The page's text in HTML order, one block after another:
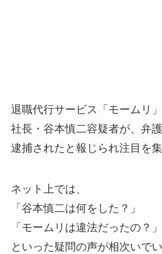
退職代行サービス「モームリ
社長・谷本慎二容疑者が、弁
逮捕されたと報じられ注目を集
ネット上では、
「谷本慎二は何をした？」
「モームリは違法だったの？」
といった疑問の声が相次いでい